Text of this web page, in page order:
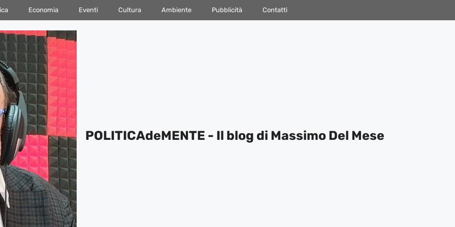
Economia Eventi Cultura Ambiente Pubblicità Contatti
POLITICAdeMENTE - Il blog di Massimo Del Mese